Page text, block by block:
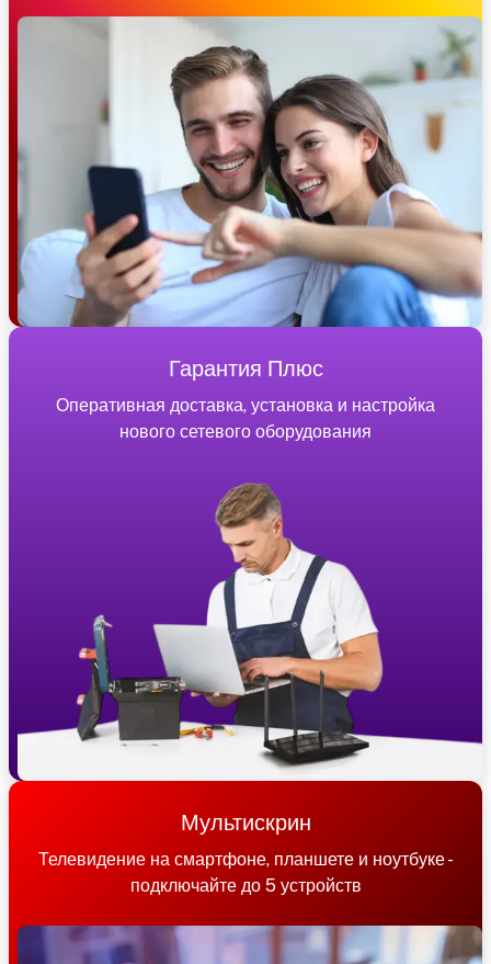
Гарантия Плюс
Оперативная доставка, установка и настройка
нового сетевого оборудования
Мультискрин
Телевидение на смартфоне, планшете и ноутбуке -
подключайте до 5 устройств